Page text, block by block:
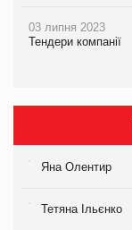
03 липня 2023
Тендери компанії
Яна Олентир
Тетяна Ільєнко